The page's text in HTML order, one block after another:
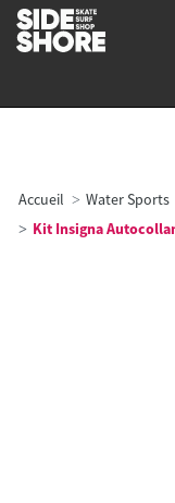
Accueil Water Sports
Kit Insigna